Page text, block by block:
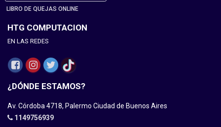
LIBRO DE QUEJAS ONLINE
HTG COMPUTACION
EN LAS REDES
¿DÓNDE ESTAMOS?
Av. Córdoba 4718, Palermo Ciudad de Buenos Aires
1149756939